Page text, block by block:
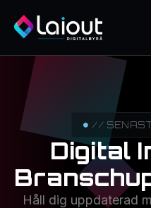
//
Digital
Håll dig uppdaterad